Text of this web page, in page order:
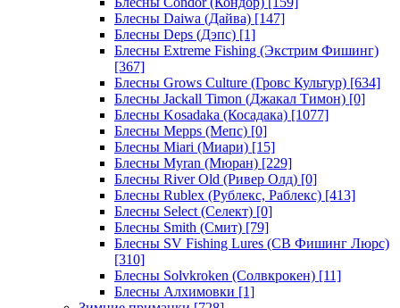
Блесны Daiwa (Дайва) [147]
Блесны Deps (Дэпс) [1]
Блесны Extreme Fishing (Экстрим Фишинг)
[367]
Блесны Grows Culture (Гровс Культур) [634]
Блесны Jackall Timon (Джакал Тимон) [0]
Блесны Kosadaka (Косадака) [1077]
Блесны Mepps (Мепс) [0]
Блесны Miari (Миари) [15]
Блесны Myran (Мюран) [229]
Блесны River Old (Ривер Олд) [0]
Блесны Rublex (Рублекс, Раблекс) [413]
Блесны Select (Селект) [0]
Блесны Smith (Смит) [79]
Блесны SV Fishing Lures (СВ Фишинг Люрс)
[310]
Блесны Solvkroken (Солвкрокен) [11]
Блесны Алхимовки [1]